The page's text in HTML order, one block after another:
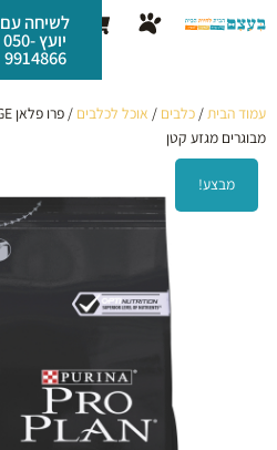
לתוכן
עגלת
קניות
לשיחה עם
יועץ 050-
9914866
עמוד הבית/ כלבים / אוכל לכלבים
מבוגרים מגזע קטן
מבצע!